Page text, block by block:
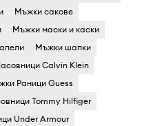
Мъжки сакове
Мъжки маски и каски
Мъжки шапки
Calvin Klein
Раници Guess
Tommy Hilfiger
Under Armour